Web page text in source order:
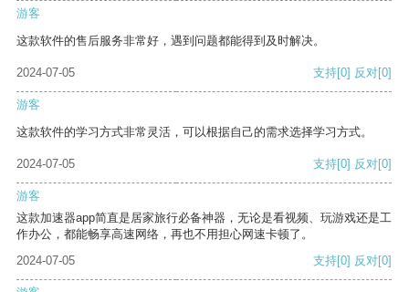
游客
这款软件的售后服务非常好，遇到问题都能得到及时解决。
2024-07-05 支持[0] 反对[0]
游客
这款软件的学习方式非常灵活，可以根据自己的需求选择学习方式。
2024-07-05 支持[0] 反对[0]
游客
这款加速器app简直是居家旅行必备神器，无论是看视频、玩游戏还是工
作办公，都能畅享高速网络，再也不用担心网速卡顿了。
2024-07-05
支持[0] 反对[0]